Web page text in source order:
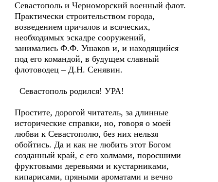
Севастополь и Черноморский военный флот.
Практически строительством города,
возведением причалов и всяческих,
необходимых эскадре сооружений,
занимались Ф.Ф. Ушаков и, и находящийся
под его командой, в будущем славный
флотоводец – Д.Н. Сенявин.
Севастополь родился! УРА!
Простите, дорогой читатель, за длинные
исторические справки, но, говоря о моей
любви к Севастополю, без них нельзя
обойтись. Да и как не любить этот Богом
созданный край, с его холмами, поросшими
фруктовыми деревьями и кустарниками,
кипарисами, пряными ароматами и вечно